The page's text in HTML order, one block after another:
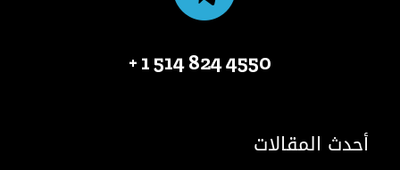
4550 824 514 1 +
أحدث المقالات